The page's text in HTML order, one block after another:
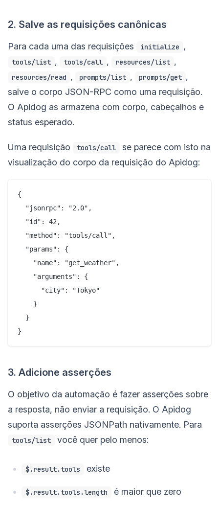
2. Salve as requisições canônicas
Para cada uma das requisições initialize ,
tools/list , tools/call , resources/list ,
resources/read , prompts/list , prompts/get ,
salve o corpo JSON-RPC como uma requisição.
O Apidog as armazena com corpo, cabeçalhos e
status esperado.
Uma requisição tools/call
se parece com isto na
visualização do corpo da requisição do Apidog:
{
  "jsonrpc": "2.0",
  "id": 42,
  "method": "tools/call",
  "params": {
    "name": "get_weather",
    "arguments": {
      "city": "Tokyo"
    }
  }
3. Adicione asserções
O objetivo da automação é fazer asserções sobre
a resposta, não enviar a requisição. O Apidog
suporta asserções JSONPath nativamente. Para
tools/list você quer pelo menos:
$.result.tools existe
$.result.tools.length é maior que zero